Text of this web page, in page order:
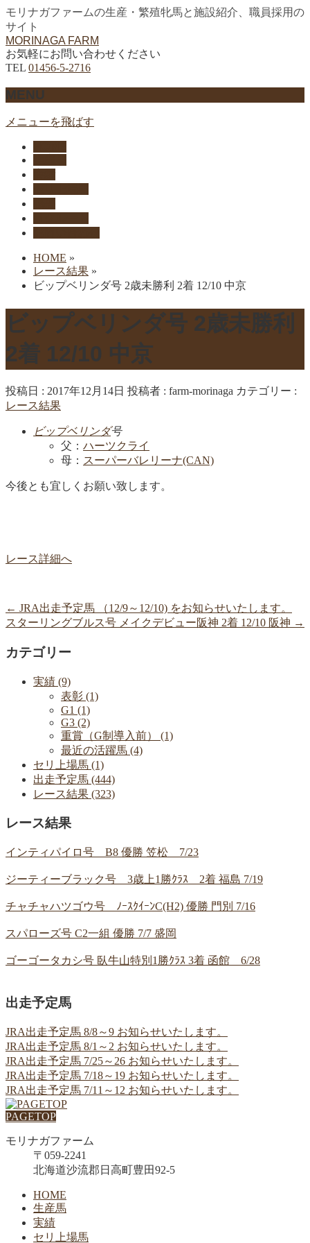
モリナガファームの生産・繁殖牝馬と施設紹介、職員採用の
サイト
MORINAGA FARM
お気軽にお問い合わせください
TEL 01456-5-2716
MENU
メニューを飛ばす
HOME »
レース結果 »
ビップベリンダ号 2歳未勝利 2着 12/10 中京
ビップベリンダ号 2歳未勝利
2着 12/10 中京
投稿日 : 2017年12月14日 投稿者 : farm-morinaga カテゴリー :
レース結果
ビップベリンダ号
父： ハーツクライ
母： スーパーバレリーナ(CAN)
今後とも宜しくお願い致します。
レース詳細へ
← JRA出走予定馬 （12/9～12/10) をお知らせいたします。
スターリングブルス号 メイクデビュー阪神 2着 12/10 阪神 →
カテゴリー
実績 (9)
表彰 (1)
G1 (1)
G3 (2)
重賞（G制導入前） (1)
最近の活躍馬 (4)
セリ上場馬 (1)
出走予定馬 (444)
レース結果 (323)
レース結果
インティパイロ号 B8 優勝 笠松 7/23
ジーティーブラック号 3歳上1勝ｸﾗｽ 2着 福島 7/19
チャチャハツゴウ号 ﾉｰｽｸｲｰﾝC(H2) 優勝 門別 7/16
スパローズ号 C2一組 優勝 7/7 盛岡
ゴーゴータカシ号 臥牛山特別1勝ｸﾗｽ 3着 函館 6/28
出走予定馬
JRA出走予定馬 8/8～9 お知らせいたします。
JRA出走予定馬 8/1～2 お知らせいたします。
JRA出走予定馬 7/25～26 お知らせいたします。
JRA出走予定馬 7/18～19 お知らせいたします。
JRA出走予定馬 7/11～12 お知らせいたします。
PAGETOP
モリナガファーム
〒059-2241
北海道沙流郡日高町豊田92-5
HOME
生産馬
実績
セリ上場馬